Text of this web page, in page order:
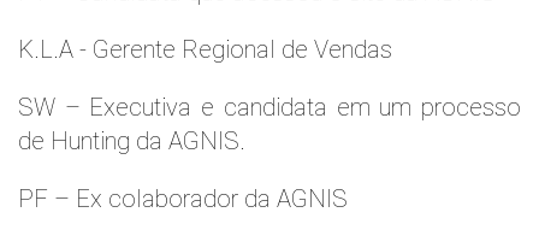
K.L.A - Gerente Regional de Vendas
SW – Executiva e candidata em um processo
de Hunting da AGNIS.
PF – Ex colaborador da AGNIS